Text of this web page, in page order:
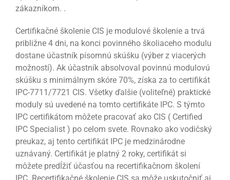
zákazníkom. .
Certifikačné školenie CIS je modulové školenie a trvá
približne 4 dni, na konci povinného školiaceho modulu
dostane účastník písomnú skúšku (výber z viacerých
možností). Ak účastník absolvoval povinnú modulovú
skúšku s minimálnym skóre 70%, získa za to certifikát
IPC-7711/7721 CIS. Všetky ďalšie (voliteľné) praktické
moduly sú uvedené na tomto certifikáte IPC. S týmto
IPC certifikátom môžete pracovať ako CIS ( Certified
IPC Specialist ) po celom svete. Rovnako ako vodičský
preukaz, aj tento certifikát IPC je medzinárodne
uznávaný. Certifikát je platný 2 roky, certifikát si
môžete predĺžiť účasťou na recertifikačnom školení